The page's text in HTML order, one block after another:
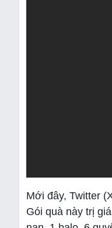
Mới đây, Twitter
Gói quà này trị